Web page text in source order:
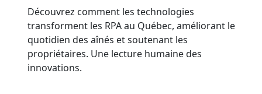
Découvrez comment les technologies
transforment les RPA au Québec, améliorant le
quotidien des aînés et soutenant les
propriétaires. Une lecture humaine des
innovations.